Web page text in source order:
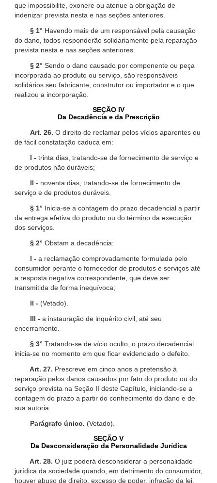
que impossibilite, exonere ou atenue a obrigação de
indenizar prevista nesta e nas seções anteriores.
§ 1° Havendo mais de um responsável pela causação
do dano, todos responderão solidariamente pela reparação
prevista nesta e nas seções anteriores.
§ 2° Sendo o dano causado por componente ou peça
incorporada ao produto ou serviço, são responsáveis
solidários seu fabricante, construtor ou importador e o que
realizou a incorporação.
SEÇÃO IV
Da Decadência e da Prescrição
Art. 26. O direito de reclamar pelos vícios aparentes ou
de fácil constatação caduca em:
I - trinta dias, tratando-se de fornecimento de serviço e
de produtos não duráveis;
II - noventa dias, tratando-se de fornecimento de
serviço e de produtos duráveis.
§ 1° Inicia-se a contagem do prazo decadencial a partir
da entrega efetiva do produto ou do término da execução
dos serviços.
§ 2° Obstam a decadência:
I - a reclamação comprovadamente formulada pelo
consumidor perante o fornecedor de produtos e serviços até
a resposta negativa correspondente, que deve ser
transmitida de forma inequívoca;
II - (Vetado).
III - a instauração de inquérito civil, até seu
encerramento.
§ 3° Tratando-se de vício oculto, o prazo decadencial
inicia-se no momento em que ficar evidenciado o defeito.
Art. 27. Prescreve em cinco anos a pretensão à
reparação pelos danos causados por fato do produto ou do
serviço prevista na Seção II deste Capítulo, iniciando-se a
contagem do prazo a partir do conhecimento do dano e de
sua autoria.
Parágrafo único. (Vetado).
SEÇÃO V
Da Desconsideração da Personalidade Jurídica
Art. 28. O juiz poderá desconsiderar a personalidade
jurídica da sociedade quando, em detrimento do consumidor,
houver abuso de direito, excesso de poder, infração da lei,